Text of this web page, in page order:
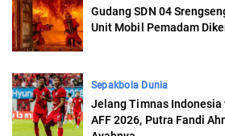
Gudang SDN 04
Unit Mobil Pemadam
Sepakbola Dunia
Jelang Timnas Indonesia
AFF 2026, Putra Fandi